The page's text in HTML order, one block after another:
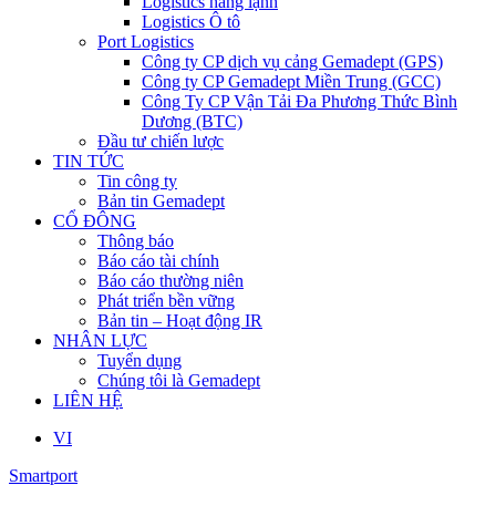
Logistics Ô tô
Port Logistics
Công ty CP dịch vụ cảng Gemadept (GPS)
Công ty CP Gemadept Miền Trung (GCC)
Công Ty CP Vận Tải Đa Phương Thức Bình
Dương (BTC)
Đầu tư chiến lược
TIN TỨC
Tin công ty
Bản tin Gemadept
CỔ ĐÔNG
Thông báo
Báo cáo tài chính
Báo cáo thường niên
Phát triển bền vững
Bản tin – Hoạt động IR
NHÂN LỰC
Tuyển dụng
Chúng tôi là Gemadept
LIÊN HỆ
VI
Smartport